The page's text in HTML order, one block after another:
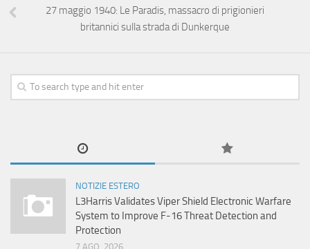
27 maggio 1940: Le Paradis, massacro di prigionieri
britannici sulla strada di Dunkerque
NOTIZIE ESTERO
L3Harris Validates Viper Shield Electronic Warfare
System to Improve F-16 Threat Detection and
Protection
7 AGO, 2026